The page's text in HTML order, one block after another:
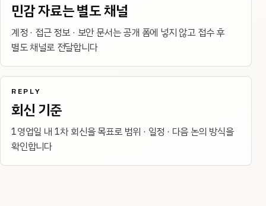
민감 자료는 별도 채널
계정 · 접근 정보 · 보안 문서는 공개 폼에 넣지 않고 접수 후
별도 채널로 전달합니다
REPLY
회신 기준
1영업일 내 1차 회신을 목표로 범위 · 일정 · 다음 논의 방식을
확인합니다